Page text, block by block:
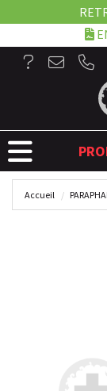
Accueil